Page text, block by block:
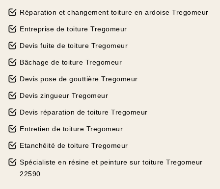
Réparation et changement toiture en ardoise Tregomeur
Entreprise de toiture Tregomeur
Devis fuite de toiture Tregomeur
Bâchage de toiture Tregomeur
Devis pose de gouttière Tregomeur
Devis zingueur Tregomeur
Devis réparation de toiture Tregomeur
Entretien de toiture Tregomeur
Etanchéité de toiture Tregomeur
Spécialiste en résine et peinture sur toiture Tregomeur
22590